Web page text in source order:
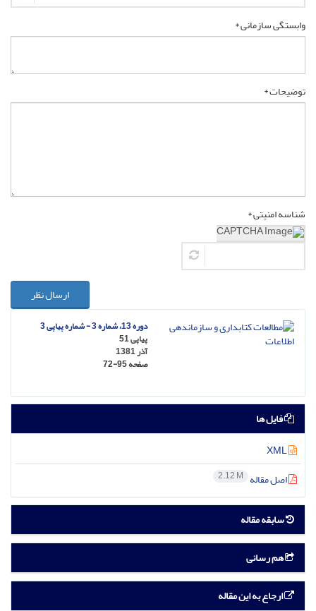
وابستگی سازمانی *
توضیحات *
شناسه امنیتی *
ارسال نظر
دوره 13، شماره 3 - شماره پیاپی 3
پیاپی 51
آذر 1381
صفحه72-95
فایل ها
اصل مقاله 2.12 M
سابقه مقاله
هم رسانی
ارجاع به این مقاله